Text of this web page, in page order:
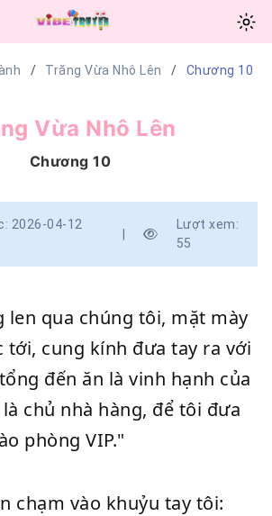
Trăng Vừa Nhô Lên Chương 10
Vừa Nhô Lên
Chương 10
2026-04-12
|
Lượt xem:
55
len qua chúng tôi, mặt mày
tới, cung kính đưa tay ra với
đến ăn là vinh hạnh của
chủ nhà hàng, để tôi đưa
phòng VIP."
chạm vào khuỷu tay tôi: